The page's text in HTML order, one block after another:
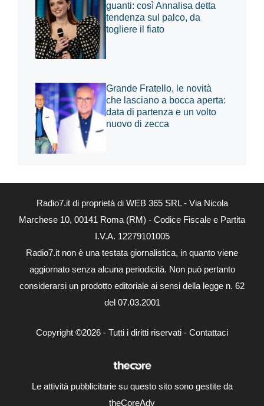
guanti: così Annalisa detta
tendenza sul palco, da
togliere il fiato
Grande Fratello, le novità
che lasciano a bocca aperta:
data di partenza e un volto
nuovo di zecca
Radio7.it di proprietà di WEB 365 SRL - Via Nicola
Marchese 10, 00141 Roma (RM) - Codice Fiscale e Partita
I.V.A. 12279101005
Radio7.it non è una testata giornalistica, in quanto viene
aggiornato senza alcuna periodicità. Non può pertanto
considerarsi un prodotto editoriale ai sensi della legge n. 62
del 07.03.2001
Copyright ©2026 - Tutti i diritti riservati - Contattaci
Le attività pubblicitarie su questo sito sono gestite da
theCoreAdv